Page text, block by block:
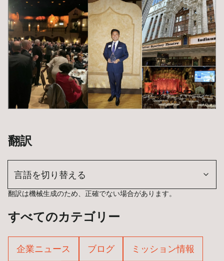
翻訳
言語を切り替える
翻訳は機械生成のため、正確でない場合があります。
すべてのカテゴリー
企業ニュース ブログ ミッション情報